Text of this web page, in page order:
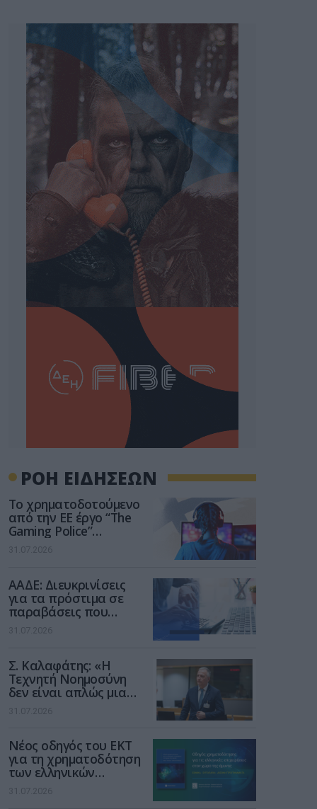
ΡΟΗ ΕΙΔΗΣΕΩΝ
Το χρηματοδοτούμενο
από την ΕΕ έργο “The
Gaming Police”
ενισχύει την ασφάλεια
των παιδιών στο
31.07.2026
ΑΑΔΕ: Διευκρινίσεις
για τα πρόστιμα σε
παραβάσεις που
αφορούν τους ΦΗΜ
31.07.2026
Σ. Καλαφάτης: «Η
Τεχνητή Νοημοσύνη
δεν είναι απλώς μια
νέα τεχνολογία, είναι
μια νέα βιομηχανική
31.07.2026
Νέος οδηγός του ΕΚΤ
για τη χρηματοδότηση
των ελληνικών
επιχειρήσεων στον
χώρο της άμυνας
31.07.2026